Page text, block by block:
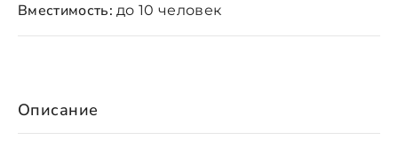
Описание
Вместимость: до 10 человек